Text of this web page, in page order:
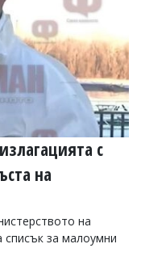
с
на
на
за малоумни